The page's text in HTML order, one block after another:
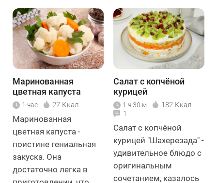
Маринованная
цветная капуста
1 час 27 Ккал
Маринованная
цветная капуста -
поистине гениальная
закуска. Она
достаточно легка в
Салат с копчёной
курицей
"Шахерезада"
1 ч 30 м 182 Ккал
1
Салат с копчёной
курицей "Шахерезада" -
удивительное блюдо с
оригинальным
сочетанием, казалось